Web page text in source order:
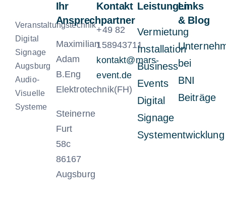
Veranstaltungstechnik
Digital
Signage
Augsburg
Audio-
Visuelle
Systeme
Ihr
Ansprechpartner
Maximilian
Adam
B.Eng
Elektrotechnik(FH)
Steinerne
Furt
58c
86167
Augsburg
Kontakt
+49 82
158943711
kontakt@mars-
event.de
Leistungen
Vermietung
Installation
Business
Events
Digital
Signage
Systementwicklung
Links
& Blog
bei
BNI
Beiträge